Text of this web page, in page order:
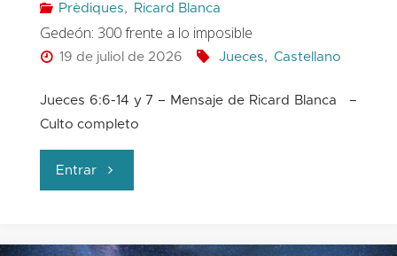
Prèdiques, Ricard Blanca
Gedeón: 300 frente a lo imposible
19 de juliol de 2026 Jueces, Castellano
Jueces 6:6-14 y 7 – Mensaje de Ricard Blanca –
Culto completo
Entrar"Gedeón:
frente